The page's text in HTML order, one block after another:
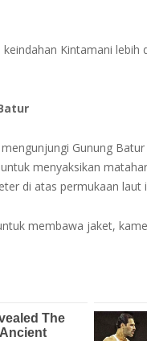
Kintamani
Gunung
menyaksikan
di atas permukaan laut
membawa jaket,